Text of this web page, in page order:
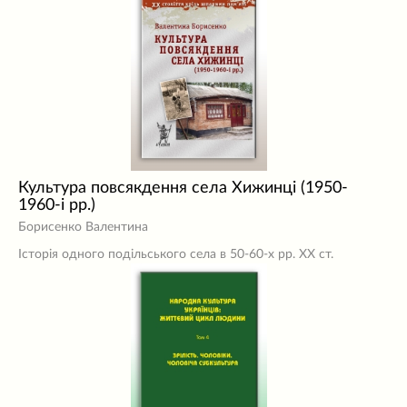
Культура повсякдення села Хижинці (1950-
1960-і рр.)
Борисенко Валентина
Історія одного подільського села в 50-60-х рр. ХХ ст.